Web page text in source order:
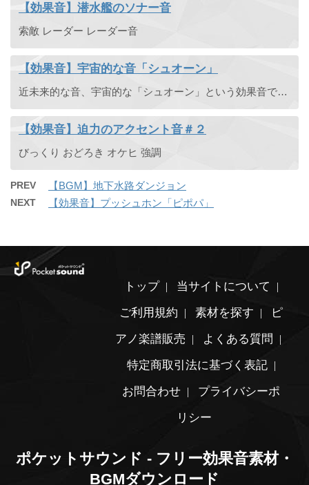
【効果音】潜水艦のソナー音
索敵 レーダー レーダー音
【効果音】宇宙的な音「シュオーン」
近未来的な音、宇宙的な「シュオーン」という効果音です。
【効果音】迫力のアクセント音＃２
びっくり おどろき オケヒ 強調
PREV 【BGM】地下水路ダンジョン
NEXT 【効果音】プッシュホン「ピポパ」
トップ
当サイトについて
ご利用規約
素材を探す
ピ
アノ楽譜販売
よくある質問
特定商取引法に基づく表記
お問合わせ
プライバシーポ
リシー
ポケットサウンド - フリー効果音素材・
BGMダウンロード